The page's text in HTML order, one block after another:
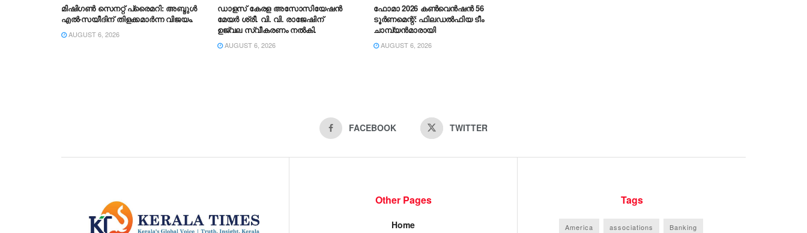
മിഷിഗൺ സെനറ്റ് പ്രൈമറി: അബ്ദുൾ
എൽ-സയീദിന് തിളക്കമാർന്ന വിജയം.
AUGUST 6, 2026
ഡാളസ് കേരള അസോസിയേഷൻ
മേയർ ശ്രീ. വി. വി. രാജേഷിന്
ഉജ്വല സ്വീകരണം നൽകി.
AUGUST 6, 2026
ഫോമാ 2026 കൺവെൻഷൻ 56
ടൂർണമെന്റ്: ഫിലഡൽഫിയ ടീം
ചാമ്പ്യൻമാരായി
AUGUST 6, 2026
FACEBOOK TWITTER
Other Pages
Home
Tags
America associations Banking